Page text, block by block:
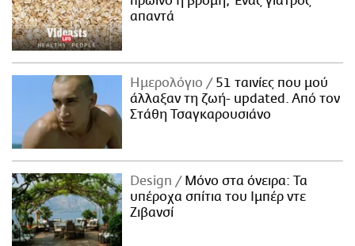
απαντά
Ημερολόγιο
51 ταινίες που μού
άλλαξαν τη ζωή- updated. Aπό τον
Στάθη Τσαγκαρουσιάνο
Design
Μόνο στα όνειρα: Τα
υπέροχα σπίτια του Ιμπέρ ντε
Ζιβανσί